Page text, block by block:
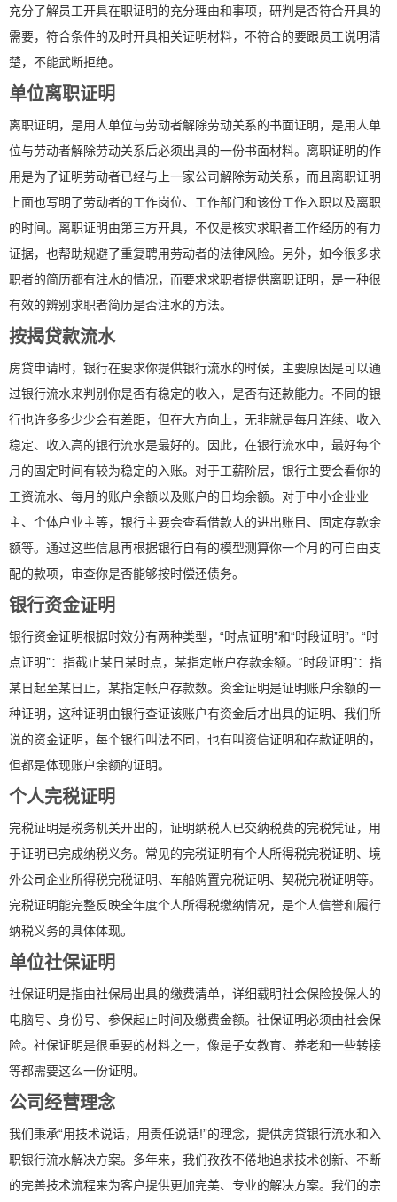
充分了解员工开具在职证明的充分理由和事项，研判是否符合开具的
需要，符合条件的及时开具相关证明材料，不符合的要跟员工说明清
楚，不能武断拒绝。
单位离职证明
离职证明，是用人单位与劳动者解除劳动关系的书面证明，是用人单
位与劳动者解除劳动关系后必须出具的一份书面材料。离职证明的作
用是为了证明劳动者已经与上一家公司解除劳动关系，而且离职证明
上面也写明了劳动者的工作岗位、工作部门和该份工作入职以及离职
的时间。离职证明由第三方开具，不仅是核实求职者工作经历的有力
证据，也帮助规避了重复聘用劳动者的法律风险。另外，如今很多求
职者的简历都有注水的情况，而要求求职者提供离职证明，是一种很
有效的辨别求职者简历是否注水的方法。
按揭贷款流水
房贷申请时，银行在要求你提供银行流水的时候，主要原因是可以通
过银行流水来判别你是否有稳定的收入，是否有还款能力。不同的银
行也许多多少少会有差距，但在大方向上，无非就是每月连续、收入
稳定、收入高的银行流水是最好的。因此，在银行流水中，最好每个
月的固定时间有较为稳定的入账。对于工薪阶层，银行主要会看你的
工资流水、每月的账户余额以及账户的日均余额。对于中小企业业
主、个体户业主等，银行主要会查看借款人的进出账目、固定存款余
额等。通过这些信息再根据银行自有的模型测算你一个月的可自由支
配的款项，审查你是否能够按时偿还债务。
银行资金证明
银行资金证明根据时效分有两种类型，“时点证明”和“时段证明”。“时
点证明”：指截止某日某时点，某指定帐户存款余额。“时段证明”：指
某日起至某日止，某指定帐户存款数。资金证明是证明账户余额的一
种证明，这种证明由银行查证该账户有资金后才出具的证明、我们所
说的资金证明，每个银行叫法不同，也有叫资信证明和存款证明的，
但都是体现账户余额的证明。
个人完税证明
完税证明是税务机关开出的，证明纳税人已交纳税费的完税凭证，用
于证明已完成纳税义务。常见的完税证明有个人所得税完税证明、境
外公司企业所得税完税证明、车船购置完税证明、契税完税证明等。
完税证明能完整反映全年度个人所得税缴纳情况，是个人信誉和履行
纳税义务的具体体现。
单位社保证明
社保证明是指由社保局出具的缴费清单，详细载明社会保险投保人的
电脑号、身份号、参保起止时间及缴费金额。社保证明必须由社会保
险。社保证明是很重要的材料之一，像是子女教育、养老和一些转接
等都需要这么一份证明。
公司经营理念
我们秉承“用技术说话，用责任说话!”的理念，提供房贷银行流水和入
职银行流水解决方案。多年来，我们孜孜不倦地追求技术创新、不断
的完善技术流程来为客户提供更加完美、专业的解决方案。我们的宗